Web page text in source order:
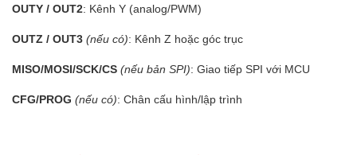
OUTY / OUT2: Kênh Y (analog/PWM)
OUTZ / OUT3 (nếu có): Kênh Z hoặc góc trục
MISO/MOSI/SCK/CS (nếu bản SPI): Giao tiếp SPI với MCU
CFG/PROG (nếu có): Chân cấu hình/lập trình